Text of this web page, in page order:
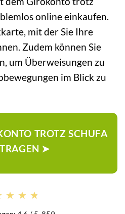
online einkaufen.
mit der Sie Ihre
Zudem können Sie
um Überweisungen zu
im Blick zu
TROTZ SCHUFA
➤